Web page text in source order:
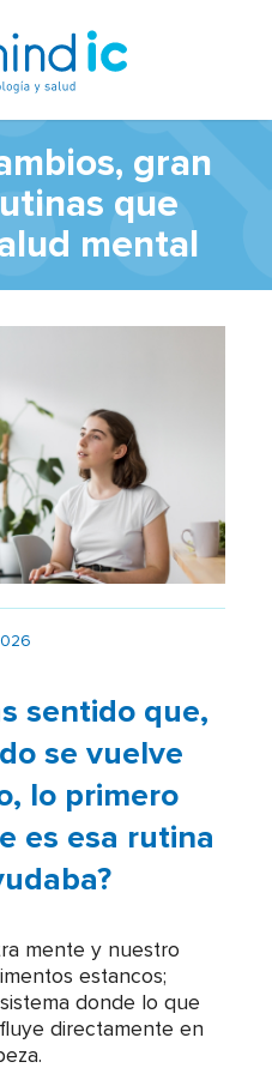
gran
que
mental
sentido que,
se vuelve
lo primero
es esa rutina
mente y nuestro
estancos;
donde lo que
directamente en